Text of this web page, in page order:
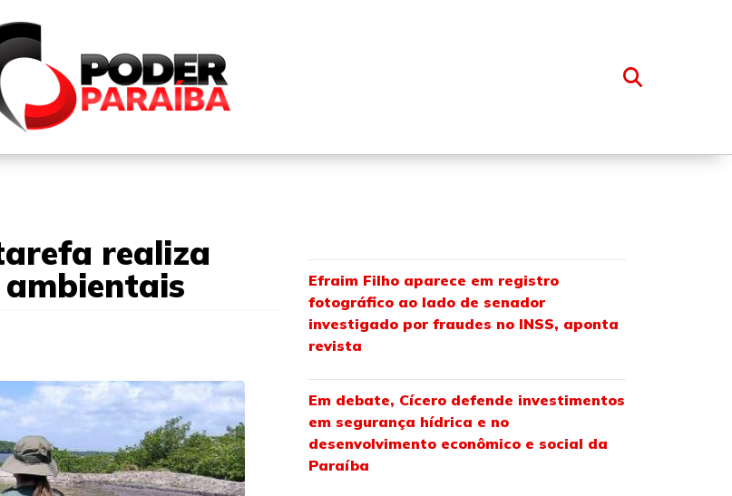
FALE CONOSCO
realiza
Efraim Filho aparece em registro
fotográfico ao lado de senador
investigado por fraudes no INSS, aponta
revista
Em debate, Cícero defende investimentos
em segurança hídrica e no
desenvolvimento econômico e social da
Paraíba